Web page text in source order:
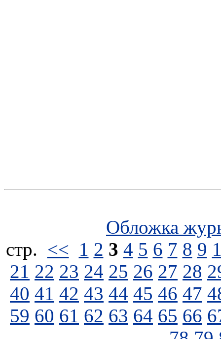
Обложка
стp. << 1 2 3 4 5 6 7 8 9
21 22 23 24 25 26 27 28
40 41 42 43 44 45 46 47
59 60 61 62 63 64 65 66